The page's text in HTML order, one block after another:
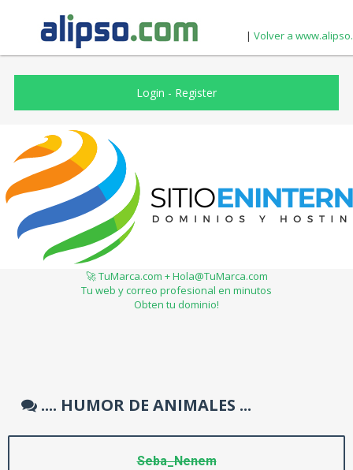
| Volver a
Login - Register
🚀 TuMarca.com + Hola@TuMarca.com
Tu web y correo profesional en minutos
Obten tu dominio!
.... HUMOR DE ANIMALES ...
Seba_Nenem